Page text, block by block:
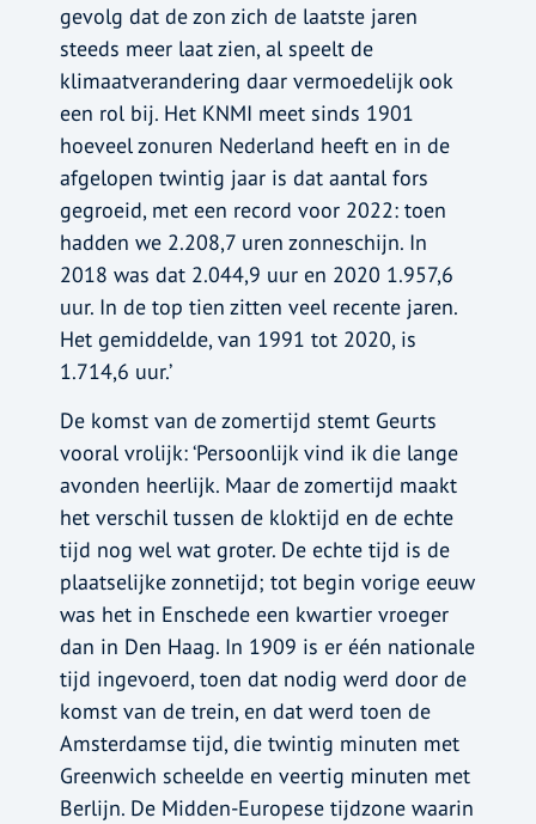
gevolg dat de zon zich de laatste jaren
steeds meer laat zien, al speelt de
klimaatverandering daar vermoedelijk ook
een rol bij. Het KNMI meet sinds 1901
hoeveel zonuren Nederland heeft en in de
afgelopen twintig jaar is dat aantal fors
gegroeid, met een record voor 2022: toen
hadden we 2.208,7 uren zonneschijn. In
2018 was dat 2.044,9 uur en 2020 1.957,6
uur. In de top tien zitten veel recente jaren.
Het gemiddelde, van 1991 tot 2020, is
1.714,6 uur.’
De komst van de zomertijd stemt Geurts
vooral vrolijk: ‘Persoonlijk vind ik die lange
avonden heerlijk. Maar de zomertijd maakt
het verschil tussen de kloktijd en de echte
tijd nog wel wat groter. De echte tijd is de
plaatselijke zonnetijd; tot begin vorige eeuw
was het in Enschede een kwartier vroeger
dan in Den Haag. In 1909 is er één nationale
tijd ingevoerd, toen dat nodig werd door de
komst van de trein, en dat werd toen de
Amsterdamse tijd, die twintig minuten met
Greenwich scheelde en veertig minuten met
Berlijn. De Midden-Europese tijdzone waarin